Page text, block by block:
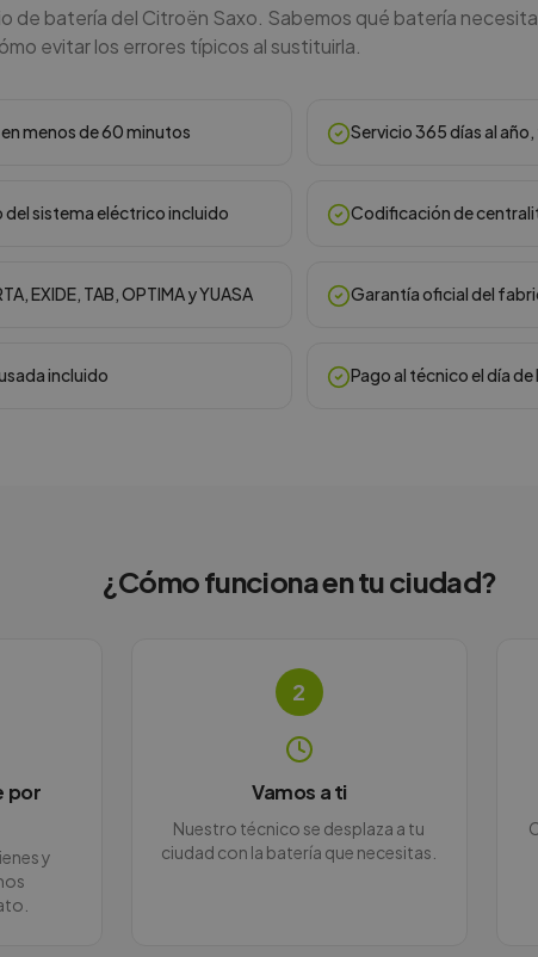
de batería del Citroën Saxo. Sabemos qué batería
evitar los errores típicos al sustituirla.
menos de 60 minutos Servicio 365 días al
sistema eléctrico incluido Codificación de
EXIDE, TAB, OPTIMA y YUASA Garantía oficial del
incluido Pago al técnico el día
¿Cómo funciona entu ciudad?
por
y
2
Vamos a ti
Nuestro técnico se desplaza a tu
ciudad con la batería que necesitas.